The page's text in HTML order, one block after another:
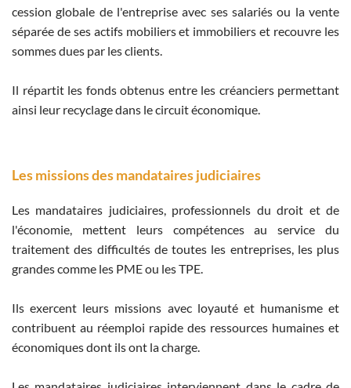
cession globale de l'entreprise avec ses salariés ou la vente
séparée de ses actifs mobiliers et immobiliers et recouvre les
sommes dues par les clients.
Il répartit les fonds obtenus entre les créanciers permettant
ainsi leur recyclage dans le circuit économique.
Les missions des mandataires judiciaires
Les mandataires judiciaires, professionnels du droit et de
l'économie, mettent leurs compétences au service du
traitement des difficultés de toutes les entreprises, les plus
grandes comme les PME ou les TPE.
Ils exercent leurs missions avec loyauté et humanisme et
contribuent au réemploi rapide des ressources humaines et
économiques dont ils ont la charge.